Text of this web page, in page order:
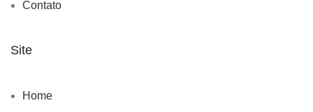
Contato
Site
Home